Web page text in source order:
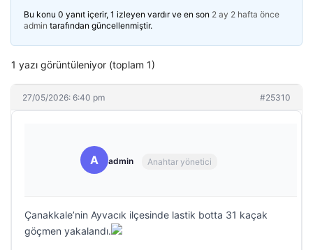
Bu konu 0 yanıt içerir, 1 izleyen vardır ve en son 2 ay 2 hafta önce
admin tarafından güncellenmiştir.
1 yazı görüntüleniyor (toplam 1)
27/05/2026: 6:40 pm #25310
A admin Anahtar yönetici
Çanakkale’nin Ayvacık ilçesinde lastik botta 31 kaçak
göçmen yakalandı.